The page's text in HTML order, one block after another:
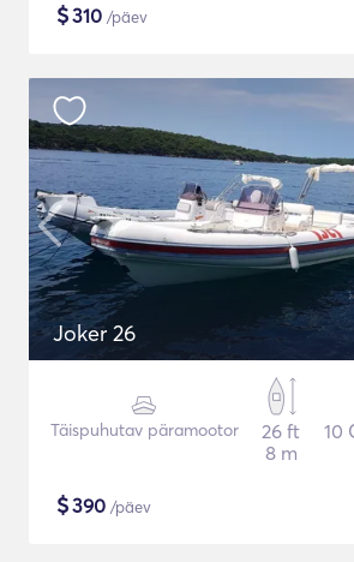
$310 /päev
Joker 26
Täispuhutav päramootor
26 ft
8 m
10
$390 /päev